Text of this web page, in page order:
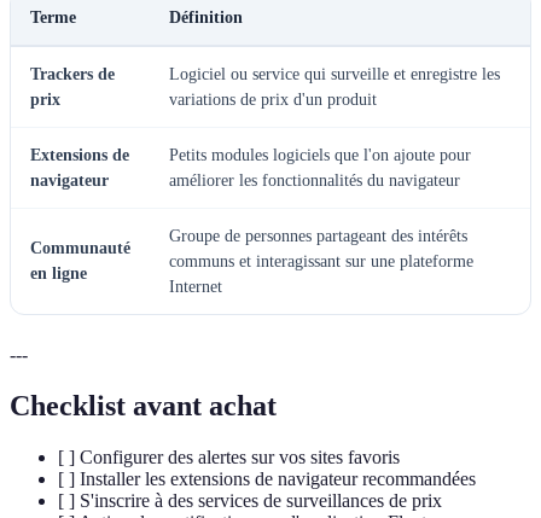
Terme Définition
Trackers de
prix
Logiciel ou service qui surveille et enregistre les
variations de prix d'un produit
Extensions de
navigateur
Petits modules logiciels que l'on ajoute pour
améliorer les fonctionnalités du navigateur
Communauté
en ligne
Groupe de personnes partageant des intérêts
communs et interagissant sur une plateforme
Internet
---
Checklist avant achat
[ ] Configurer des alertes sur vos sites favoris
[ ] Installer les extensions de navigateur recommandées
[ ] S'inscrire à des services de surveillances de prix